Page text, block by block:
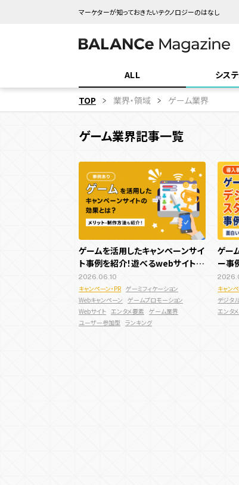
マーケターが知っておきたいテクノロジーのはなし
ALL シス
「システム開発」
SYSTEM DEVELOPMENT
多言語化機能 CMS機能 CRM機能 AI機能
会員・ログイン機能 決済機能
「ゲーム・エ
GAME &
キャンペーン目的別
認知拡大 販売促進
新規顧客獲得施策 既
店舗誘引 EC誘引
ゲーム業界 マスブランド
コーポレートサイト 採用サイト
サービス・ブランドサイト メディアサイト
ECサイト キャンペーンサイト 周
TOP 業界・領域 ゲーム業界
ゲーム業界記事一覧
ゲームを活用したキャンペーンサイ
ト事例を紹介！遊べるwebサイトの
制作方法も解説
2026.06.10
キャンペーン・PR ゲーミフィケーション
Webキャンペーン ゲームプロモーション
Webサイト エンタメ要素 ゲーム業界
ユーザー参加型 ランキング
ゲー
ー事
キャン
デジタ
エンタ